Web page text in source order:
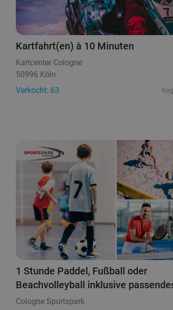
Kartfahrt(en) à 10 Minuten
Kartcenter Cologne
50996 Köln
Verkocht: 63
1 Stunde Paddel, Fußball oder
Beachvolleyball inklusive
Cologne Sportspark